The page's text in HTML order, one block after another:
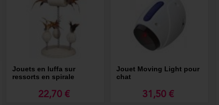
Jouets en luffa sur
ressorts en spirale
22,70 €
Jouet Moving Light pour
chat
31,50 €